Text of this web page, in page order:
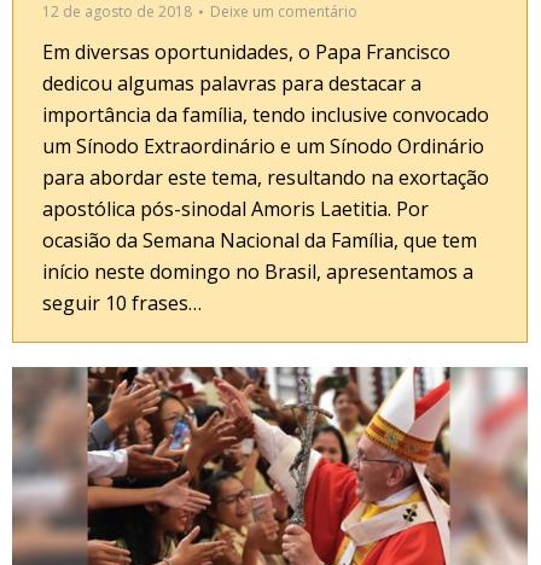
12 de agosto de 2018
Deixe um comentário
Em diversas oportunidades, o Papa Francisco
dedicou algumas palavras para destacar a
importância da família, tendo inclusive convocado
um Sínodo Extraordinário e um Sínodo Ordinário
para abordar este tema, resultando na exortação
apostólica pós-sinodal Amoris Laetitia. Por
ocasião da Semana Nacional da Família, que tem
início neste domingo no Brasil, apresentamos a
seguir 10 frases…